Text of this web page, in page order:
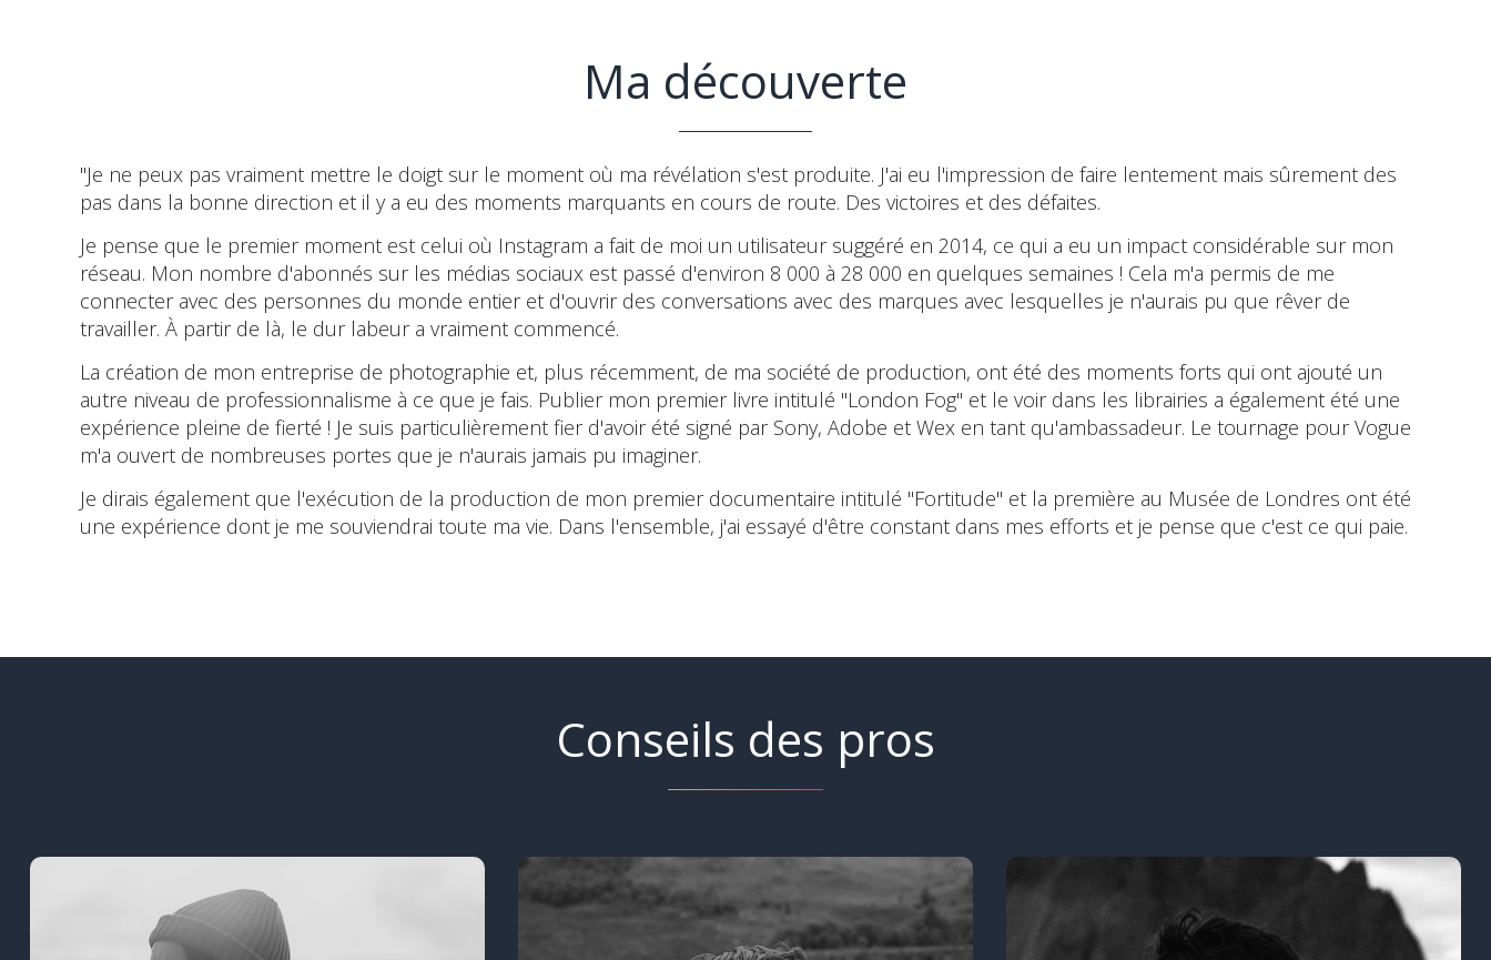
Ma découverte
"Je ne peux pas vraiment mettre le doigt sur le moment où ma révélation s'est produite. J'ai eu l'impression de faire lentement mais sûrement des
pas dans la bonne direction et il y a eu des moments marquants en cours de route. Des victoires et des défaites.
Je pense que le premier moment est celui où Instagram a fait de moi un utilisateur suggéré en 2014, ce qui a eu un impact considérable sur mon
réseau. Mon nombre d'abonnés sur les médias sociaux est passé d'environ 8 000 à 28 000 en quelques semaines ! Cela m'a permis de me
connecter avec des personnes du monde entier et d'ouvrir des conversations avec des marques avec lesquelles je n'aurais pu que rêver de
travailler. À partir de là, le dur labeur a vraiment commencé.
La création de mon entreprise de photographie et, plus récemment, de ma société de production, ont été des moments forts qui ont ajouté un
autre niveau de professionnalisme à ce que je fais. Publier mon premier livre intitulé "London Fog" et le voir dans les librairies a également été une
expérience pleine de fierté ! Je suis particulièrement fier d'avoir été signé par Sony, Adobe et Wex en tant qu'ambassadeur. Le tournage pour Vogue
m'a ouvert de nombreuses portes que je n'aurais jamais pu imaginer.
Je dirais également que l'exécution de la production de mon premier documentaire intitulé "Fortitude" et la première au Musée de Londres ont été
une expérience dont je me souviendrai toute ma vie. Dans l'ensemble, j'ai essayé d'être constant dans mes efforts et je pense que c'est ce qui paie.
Conseils des pros